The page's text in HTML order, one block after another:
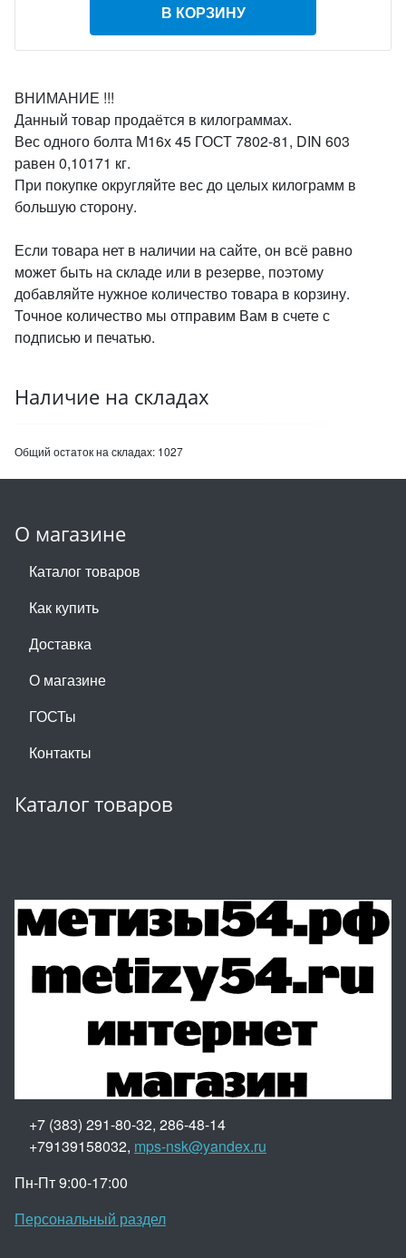
В КОРЗИНУ
ВНИМАНИЕ !!!
Данный товар продаётся в килограммах.
Вес одного болта М16х 45 ГОСТ 7802-81, DIN 603
равен 0,10171 кг.
При покупке округляйте вес до целых килограмм в
большую сторону.
Если товара нет в наличии на сайте, он всё равно
может быть на складе или в резерве, поэтому
добавляйте нужное количество товара в корзину.
Точное количество мы отправим Вам в счете с
подписью и печатью.
Наличие на складах
Общий остаток на складах: 1027
О магазине
Каталог товаров
Как купить
Доставка
О магазине
ГОСТы
Контакты
Каталог товаров
+7 (383) 291-80-32, 286-48-14
+79139158032, mps-nsk@yandex.ru
Пн-Пт 9:00-17:00
Персональный раздел